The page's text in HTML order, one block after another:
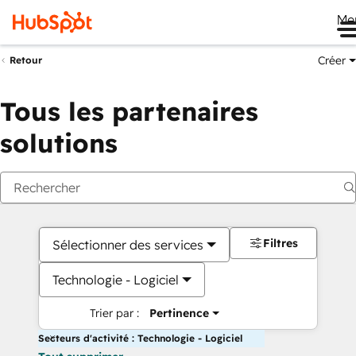
Retour Créer
Tous les partenaires
solutions
Sélectionner des services
Technologie - Logiciel
Trier par : Pertinence
Filtres
Secteurs d'activité : Technologie - Logiciel